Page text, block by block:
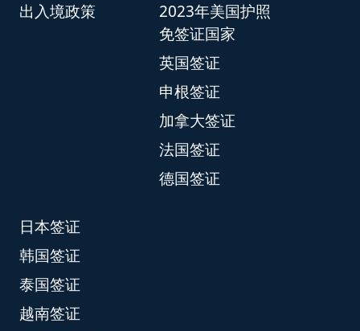
出入境政策
2023年美国护照
免签证国家
英国签证
申根签证
加拿大签证
法国签证
德国签证
日本签证
韩国签证
泰国签证
越南签证